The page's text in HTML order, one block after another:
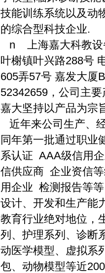
技能训练系统以及动
的综合型科技企业.
n 上海嘉大科教设
叶榭镇叶兴路288号
605弄57号 嘉发大厦
52342659 ，公司主
嘉大坚持以产品为宗
近年来公司生产、
同年第一批通过职
系认证 AAA级信用
信供应商 企业资信
用企业 检测报告等
设计、开发和生产能
教育行业绝对地位，
列、护理系列、诊断
动医学模型、虚拟系
包、动物模型等近